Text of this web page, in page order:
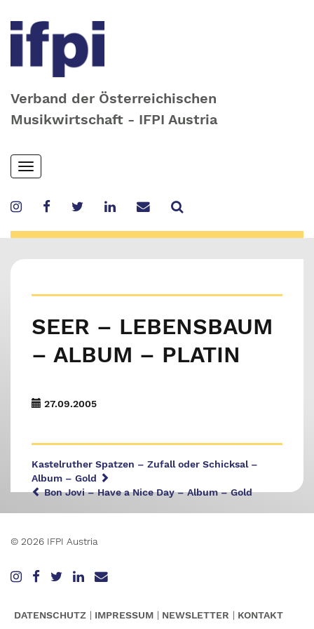
Verband der Österreichischen
Musikwirtschaft - IFPI Austria
Skip
to
content
Toggle
navigation
SEER – LEBENSBAUM
– ALBUM – PLATIN
27.09.2005
Kastelruther Spatzen – Zufall oder Schicksal –
Album – Gold
Bon Jovi – Have a Nice Day – Album – Gold
© 2026 IFPI Austria
DATENSCHUTZ IMPRESSUM NEWSLETTER KONTAKT